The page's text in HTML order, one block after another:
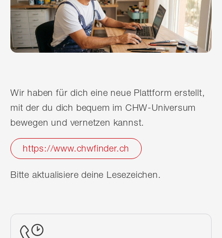
Wir haben für dich eine neue Plattform erstellt,
mit der du dich bequem im CHW-Universum
bewegen und vernetzen kannst.
https://www.chwfinder.ch
Bitte aktualisiere deine Lesezeichen.